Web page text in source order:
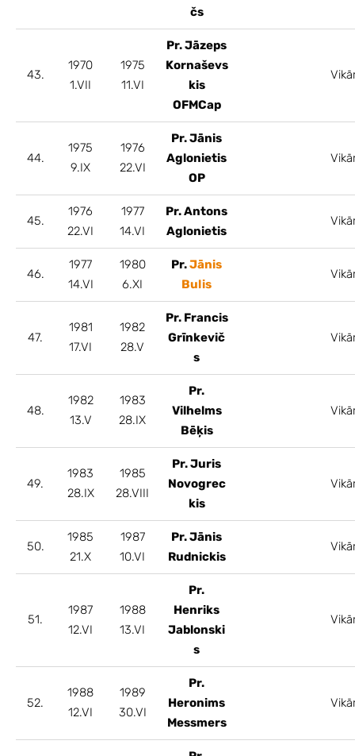
čs
43.
1970
1.VII
1975
11.VI
Pr. Jāzeps
Kornaševs
kis
OFMCap
44.
1975
9.IX
1976
22.VI
Pr. Jānis
Aglonietis
OP
45.
1976
22.VI
1977
14.VI
Pr. Antons
Aglonietis
46.
1977
14.VI
1980
6.XI
Pr.Jānis
Bulis
47.
1981
17.VI
1982
28.V
Pr. Francis
Grīnkevič
s
48.
1982
13.V
1983
28.IX
Pr.
Vilhelms
Bēķis
49.
1983
28.IX
1985
28.VIII
Pr. Juris
Novogrec
kis
50.
1985
21.X
1987
10.VI
Pr. Jānis
Rudnickis
51.
1987
12.VI
1988
13.VI
Pr.
Henriks
Jablonski
s
52.
1988
12.VI
1989
30.VI
Pr.
Heronims
Messmers